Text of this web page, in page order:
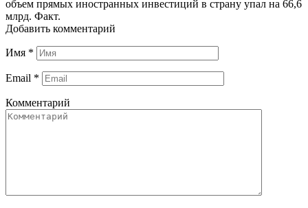
объем прямых иностранных инвестиций в страну упал на 66,6
млрд. Факт.
Добавить комментарий
Имя *
Email *
Комментарий